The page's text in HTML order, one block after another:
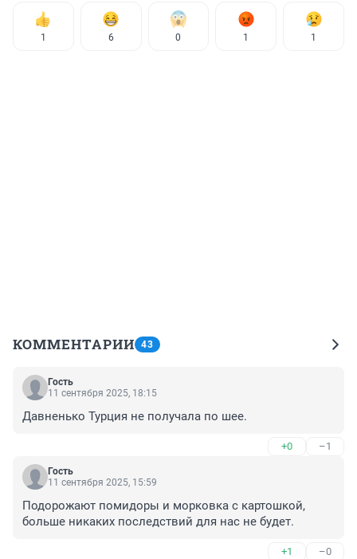
1 6 0 1 1
КОММЕНТАРИИ 43
Гость
11 сентября 2025, 18:15
Давненько Турция не получала по шее.
+0 –1
Гость
11 сентября 2025, 15:59
Подорожают помидоры и морковка с картошкой,
больше никаких последствий для нас не будет.
+1 –0